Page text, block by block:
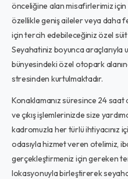
önceliğine alan misafirlerimiz için
özellikle geniş aileler veya daha
için tercih edebileceğiniz özel
Seyahatiniz boyunca araçlarıyla
bünyesindeki özel otopark
stresinden kurtulmaktadır.
Konaklamanız süresince 24
ve çıkış işlemlerinizde size
kadromuzla her türlü ihtiyacınız
odasıyla hizmet veren otelimiz,
gerçekleştirmeniz için gereken
lokasyonuyla birleştirerek